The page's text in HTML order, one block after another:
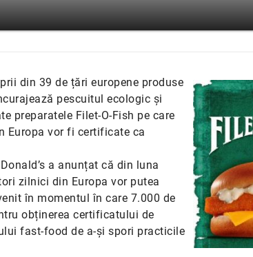
din 39 de țări europene produse
pescuitul ecologic și
preparatele Filet-O-Fish pe care
Europa vor fi certificate ca
a anunțat că din luna
zilnici din Europa vor putea
în momentul în care 7.000 de
obținerea certificatului de
fast-food de a-și spori practicile